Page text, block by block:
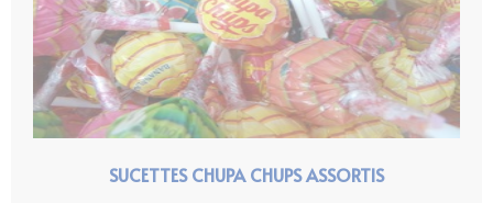
SUCETTES CHUPA CHUPS ASSORTIS